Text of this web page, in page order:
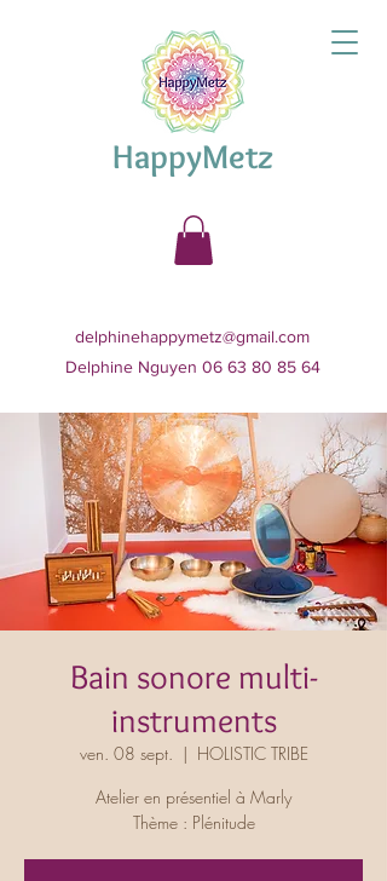
HappyMetz
delphinehappymetz@gmail.com
Delphine Nguyen 06 63 80 85 64
Bain sonore multi-
instruments
ven. 08 sept.
  |
HOLISTIC TRIBE
Atelier en présentiel à Marly
Thème : Plénitude